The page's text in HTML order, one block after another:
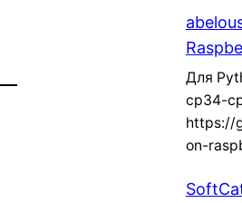
Для
cp34-
https://
on-